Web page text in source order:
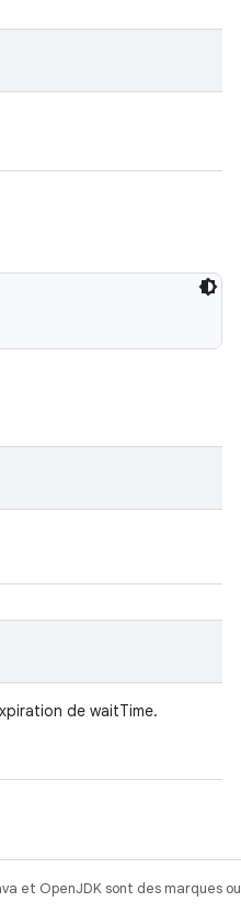
de waitTime.
et OpenJDK sont des marques ou